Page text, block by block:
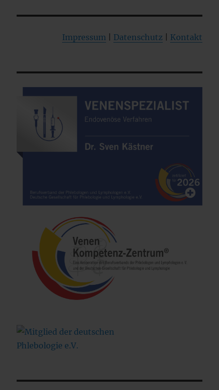
Impressum Datenschutz Kontakt